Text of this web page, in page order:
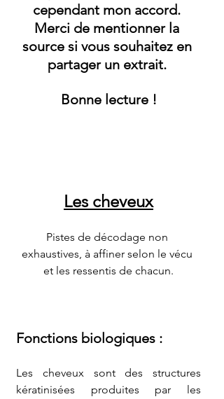
cependant mon accord.
Merci de mentionner la
source si vous souhaitez en
partager un extrait.
Bonne lecture !
Les cheveux
Pistes de décodage non
exhaustives, à affiner selon le vécu
et les ressentis de chacun.
Fonctions biologiques :
Les cheveux sont des structures
kératinisées produites par les